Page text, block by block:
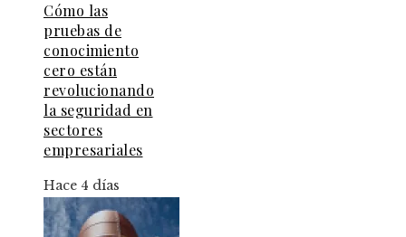
Cómo las
pruebas de
conocimiento
cero están
revolucionando
la seguridad en
sectores
empresariales
Hace 4 días